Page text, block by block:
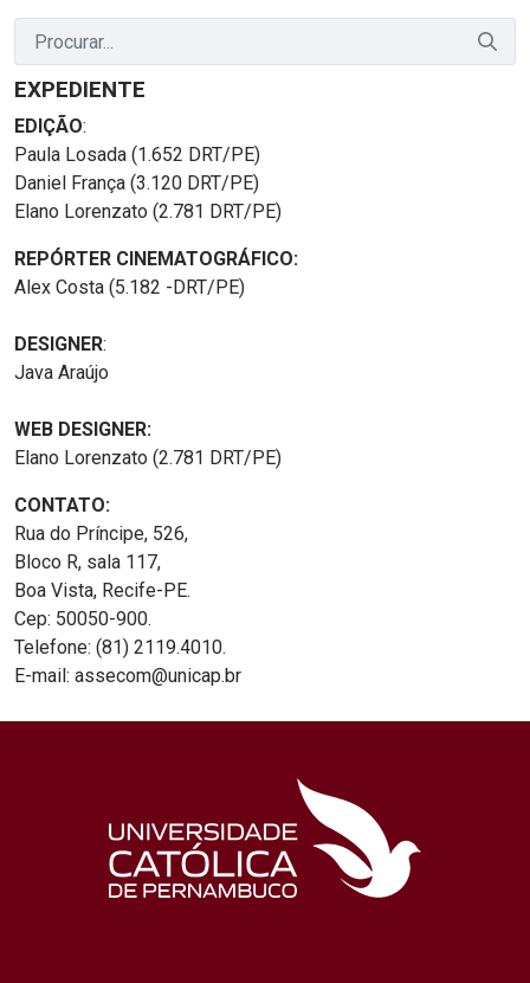
EXPEDIENTE
EDIÇÃO:
Paula Losada (1.652 DRT/PE)
Daniel França (3.120 DRT/PE)
Elano Lorenzato (2.781 DRT/PE)
REPÓRTER CINEMATOGRÁFICO:
Alex Costa (5.182 -DRT/PE)
DESIGNER:
Java Araújo
WEB DESIGNER:
Elano Lorenzato (2.781 DRT/PE)
CONTATO:
Rua do Príncipe, 526,
Bloco R, sala 117,
Boa Vista, Recife-PE.
Cep: 50050-900.
Telefone: (81) 2119.4010.
E-mail: assecom@unicap.br